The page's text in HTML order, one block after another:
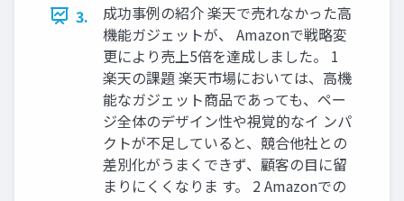
3.
成功事例の紹介 楽天で売れなかった高
機能ガジェットが、 Amazonで戦略変
更により売上5倍を達成しました。 1
楽天の課題 楽天市場においては、高機
能なガジェット商品であっても、ペー
ジ全体のデザイン性や視覚的なイ ンパ
クトが不足していると、競合他社との
差別化がうまくできず、顧客の目に留
まりにくくなりま す。 2 Amazonでの